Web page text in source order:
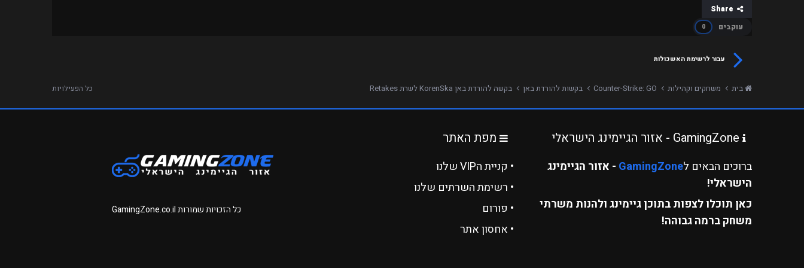
עוקבים
0
עבור לרשימת האשכולות
כל הפעילויות בית משחקים וקהילות Counter-Strike: GO בקשות להורדת באן בקשה להורדת באן KorenSka לשרת Retakes
ברוכים הבאים לGamingZone - אזור הגיימינג
הישראלי!
כאן תוכלו לצפות בתוכן גיימינג ולהנות משרתי
משחק ברמה גבוהה!
מפת האתר
• קניית הVIP שלנו
• רשימת השרתים שלנו
• פורום
• אחסון אתר
כל הזכויות שמורותGamingZone.co.il